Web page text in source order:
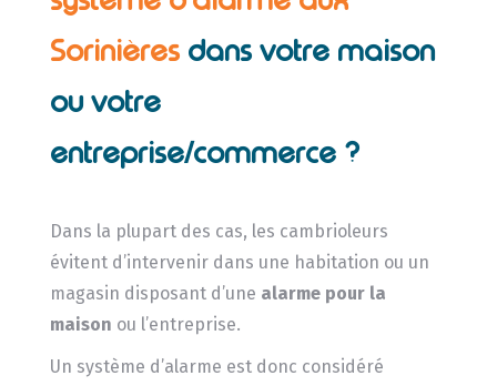
Sorinières dans votre maison
ou votre
entreprise/commerce ?
Dans la plupart des cas, les cambrioleurs
évitent d’intervenir dans une habitation ou un
magasin disposant d’une alarme pour la
maison ou l’entreprise.
Un système d’alarme est donc considéré